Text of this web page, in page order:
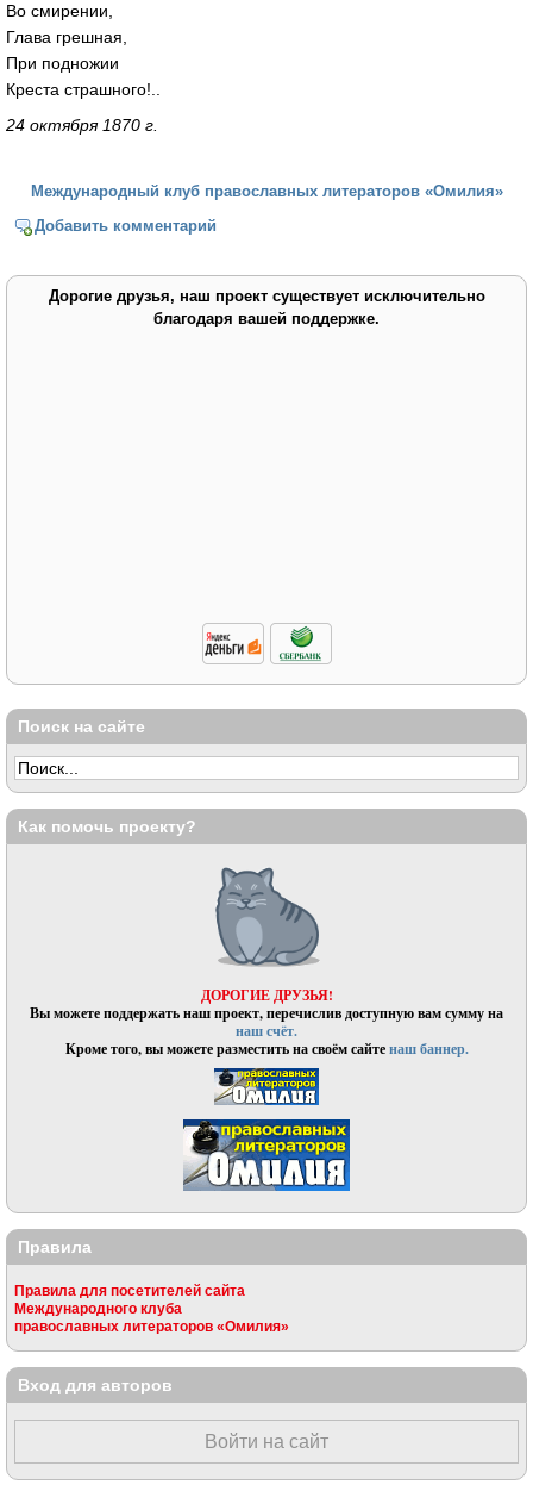
Во смирении,
Глава грешная,
При подножии
Креста страшного!..
24 октября 1870 г.
Международный клуб православных литераторов «Омилия»
Добавить комментарий
Дорогие друзья, наш проект существует исключительно
благодаря вашей поддержке.
Поиск на сайте
Как помочь проекту?
ДОРОГИЕ ДРУЗЬЯ!
Вы можете поддержать наш проект, перечислив доступную вам сумму на
наш счёт.
Кроме того, вы можете разместить на своём сайтенаш баннер.
Правила
Правила для посетителей сайта
Международного клуба
православных литераторов «Омилия»
Вход для авторов
Войти на сайт